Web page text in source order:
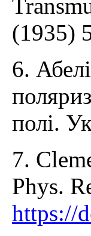
(1935)
6.
полі.
7.
Phys.
https://